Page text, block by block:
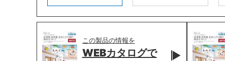
この製品の情報を
WEBカタログで